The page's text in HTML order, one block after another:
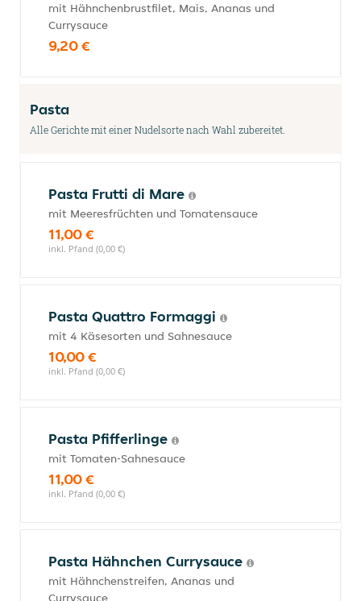
mit Hähnchenbrustfilet, Mais, Ananas und
Currysauce
9,20 €
Pasta
Alle Gerichte mit einer Nudelsorte nach Wahl zubereitet.
Pasta Frutti di Mare
mit Meeresfrüchten und Tomatensauce
11,00 €
inkl. Pfand (0,00 €)
Pasta Quattro Formaggi
mit 4 Käsesorten und Sahnesauce
10,00 €
inkl. Pfand (0,00 €)
Pasta Pfifferlinge
mit Tomaten-Sahnesauce
11,00 €
inkl. Pfand (0,00 €)
Pasta Hähnchen Currysauce
mit Hähnchenstreifen, Ananas und
Currysauce